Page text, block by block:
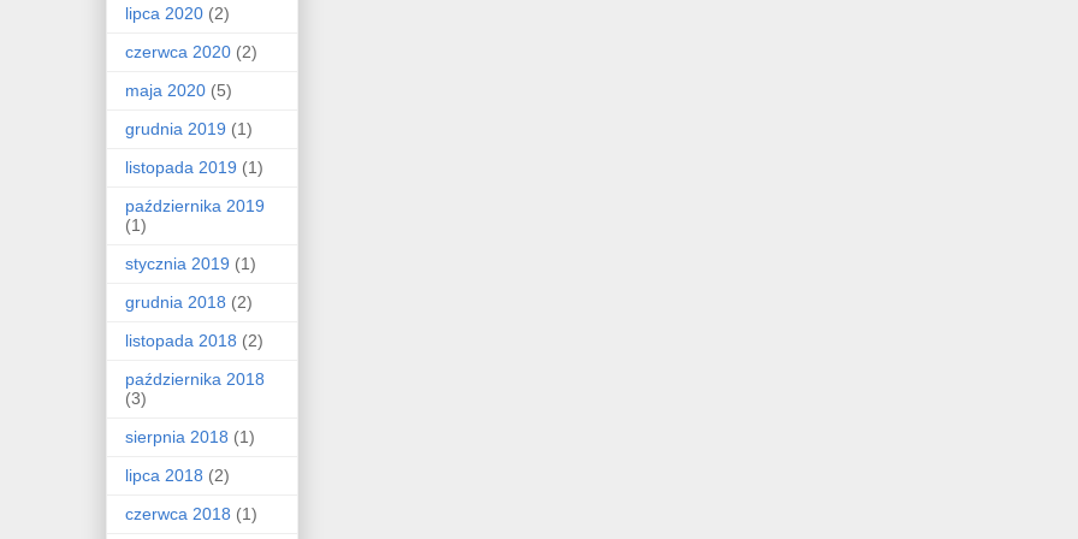
lipca 2020 (2)
czerwca 2020 (2)
maja 2020 (5)
grudnia 2019 (1)
listopada 2019 (1)
października 2019
(1)
stycznia 2019 (1)
grudnia 2018 (2)
listopada 2018 (2)
października 2018
(3)
sierpnia 2018 (1)
lipca 2018 (2)
czerwca 2018 (1)